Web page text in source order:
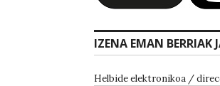
IZENA EMAN BERRIAK
Helbide elektronikoa /